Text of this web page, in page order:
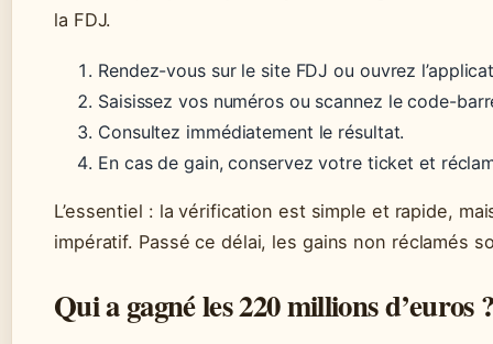
la FDJ.
Rendez-vous sur le site FDJ ou ouvrez
Saisissez vos numéros ou scannez le code-
Consultez immédiatement le résultat.
En cas de gain, conservez votre ticket et
L’essentiel : la vérification est simple et rapide,
impératif. Passé ce délai, les gains non réclamés
Qui a gagné les 220 millions d’euros